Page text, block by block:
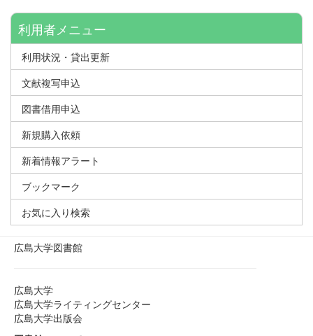
利用者メニュー
利用状況・貸出更新
文献複写申込
図書借用申込
新規購入依頼
新着情報アラート
ブックマーク
お気に入り検索
広島大学図書館
広島大学
広島大学ライティングセンター
広島大学出版会